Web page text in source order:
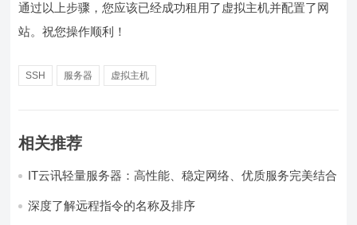
通过以上步骤，您应该已经成功租用了虚拟主机并配置了网
站。祝您操作顺利！
SSH 服务器 虚拟主机
相关推荐
IT云讯轻量服务器：高性能、稳定网络、优质服务完美结合
深度了解远程指令的名称及排序